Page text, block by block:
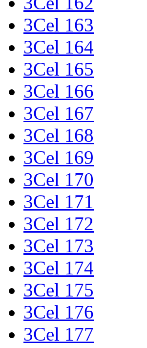
3Cel 163
3Cel 164
3Cel 165
3Cel 166
3Cel 167
3Cel 168
3Cel 169
3Cel 170
3Cel 171
3Cel 172
3Cel 173
3Cel 174
3Cel 175
3Cel 176
3Cel 177